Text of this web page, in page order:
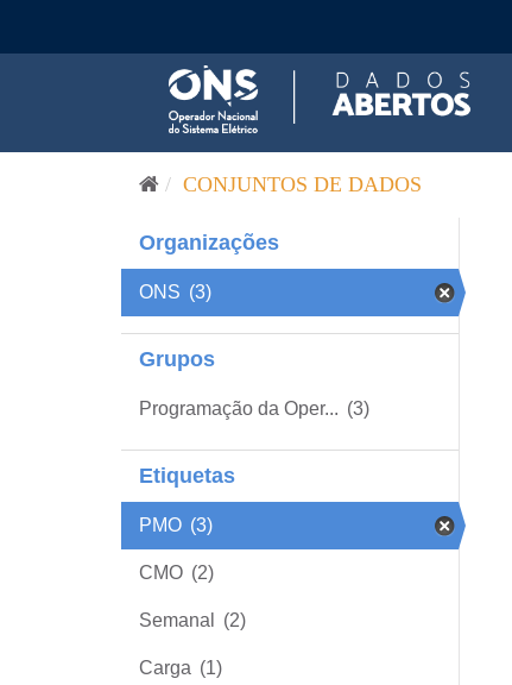
CONJUNTOS DE DADOS
Organizações
ONS (3)
Grupos
Programação da Oper... (3)
Etiquetas
PMO (3)
CMO (2)
Semanal (2)
Carga (1)